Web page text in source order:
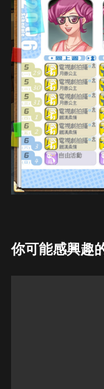
你可能感興趣